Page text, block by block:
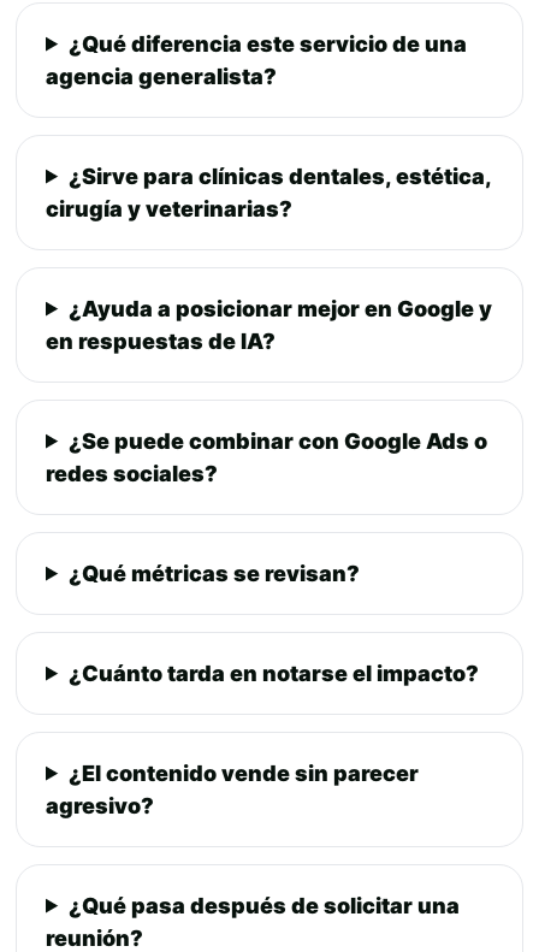
¿Qué diferencia este servicio de una
agencia generalista?
¿Sirve para clínicas dentales, estética,
cirugía y veterinarias?
¿Ayuda a posicionar mejor en Google y
en respuestas de IA?
¿Se puede combinar con Google Ads o
redes sociales?
¿Qué métricas se revisan?
¿Cuánto tarda en notarse el impacto?
¿El contenido vende sin parecer
agresivo?
¿Qué pasa después de solicitar una
reunión?